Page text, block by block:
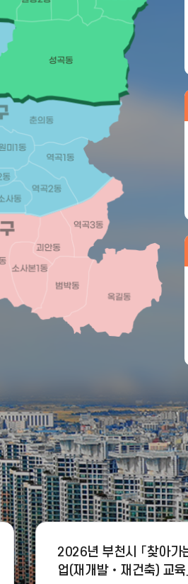
2026년 부천시 「찾아가
업(재개발‧재건축) 교육